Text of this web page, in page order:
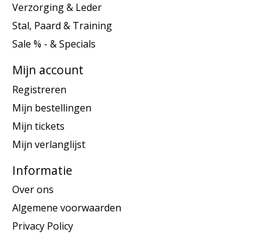
Verzorging & Leder
Stal, Paard & Training
Sale % - & Specials
Mijn account
Registreren
Mijn bestellingen
Mijn tickets
Mijn verlanglijst
Informatie
Over ons
Algemene voorwaarden
Privacy Policy